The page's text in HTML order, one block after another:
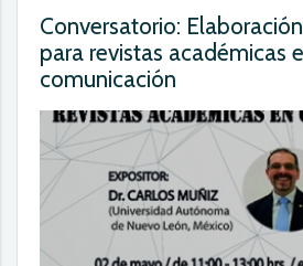
Conversatorio:
para revistas académicas
comunicación